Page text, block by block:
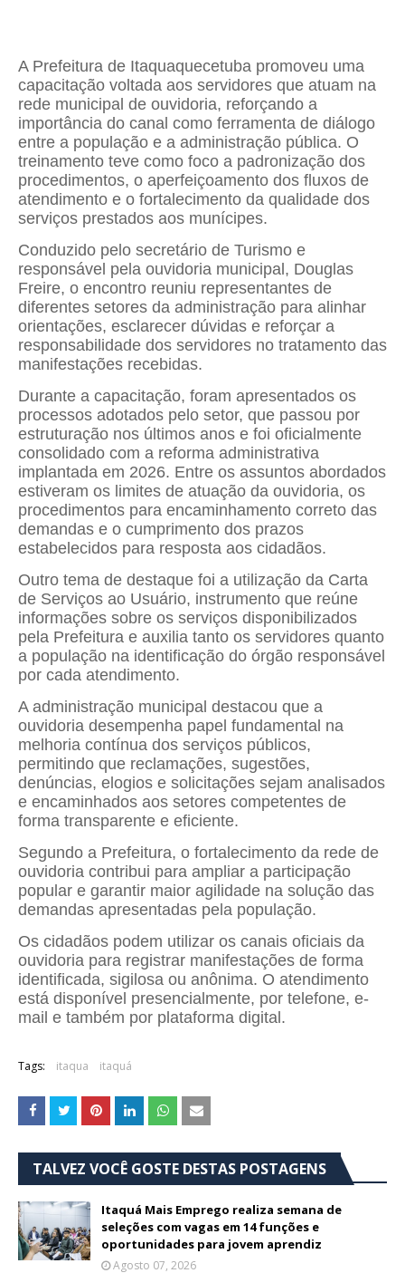
A Prefeitura de Itaquaquecetuba promoveu uma
capacitação voltada aos servidores que atuam na
rede municipal de ouvidoria, reforçando a
importância do canal como ferramenta de diálogo
entre a população e a administração pública. O
treinamento teve como foco a padronização dos
procedimentos, o aperfeiçoamento dos fluxos de
atendimento e o fortalecimento da qualidade dos
serviços prestados aos munícipes.
Conduzido pelo secretário de Turismo e
responsável pela ouvidoria municipal, Douglas
Freire, o encontro reuniu representantes de
diferentes setores da administração para alinhar
orientações, esclarecer dúvidas e reforçar a
responsabilidade dos servidores no tratamento das
manifestações recebidas.
Durante a capacitação, foram apresentados os
processos adotados pelo setor, que passou por
estruturação nos últimos anos e foi oficialmente
consolidado com a reforma administrativa
implantada em 2026. Entre os assuntos abordados
estiveram os limites de atuação da ouvidoria, os
procedimentos para encaminhamento correto das
demandas e o cumprimento dos prazos
estabelecidos para resposta aos cidadãos.
Outro tema de destaque foi a utilização da Carta
de Serviços ao Usuário, instrumento que reúne
informações sobre os serviços disponibilizados
pela Prefeitura e auxilia tanto os servidores quanto
a população na identificação do órgão responsável
por cada atendimento.
A administração municipal destacou que a
ouvidoria desempenha papel fundamental na
melhoria contínua dos serviços públicos,
permitindo que reclamações, sugestões,
denúncias, elogios e solicitações sejam analisados
e encaminhados aos setores competentes de
forma transparente e eficiente.
Segundo a Prefeitura, o fortalecimento da rede de
ouvidoria contribui para ampliar a participação
popular e garantir maior agilidade na solução das
demandas apresentadas pela população.
Os cidadãos podem utilizar os canais oficiais da
ouvidoria para registrar manifestações de forma
identificada, sigilosa ou anônima. O atendimento
está disponível presencialmente, por telefone, e-
mail e também por plataforma digital.
Tags: itaqua itaquá
TALVEZ VOCÊ GOSTE DESTAS POSTAGENS
Itaquá Mais Emprego realiza semana de
seleções com vagas em 14 funções e
oportunidades para jovem aprendiz
Agosto 07, 2026